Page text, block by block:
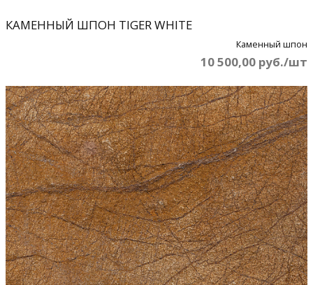
КАМЕННЫЙ ШПОН TIGER WHITE
Каменный шпон
10 500,00 руб./шт